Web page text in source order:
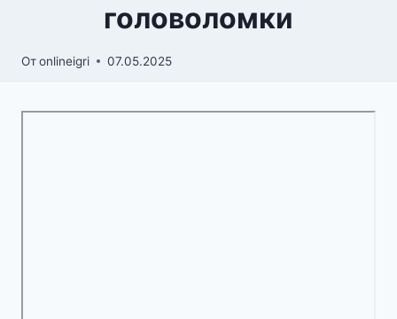
головоломки
Отonlineigri 07.05.2025